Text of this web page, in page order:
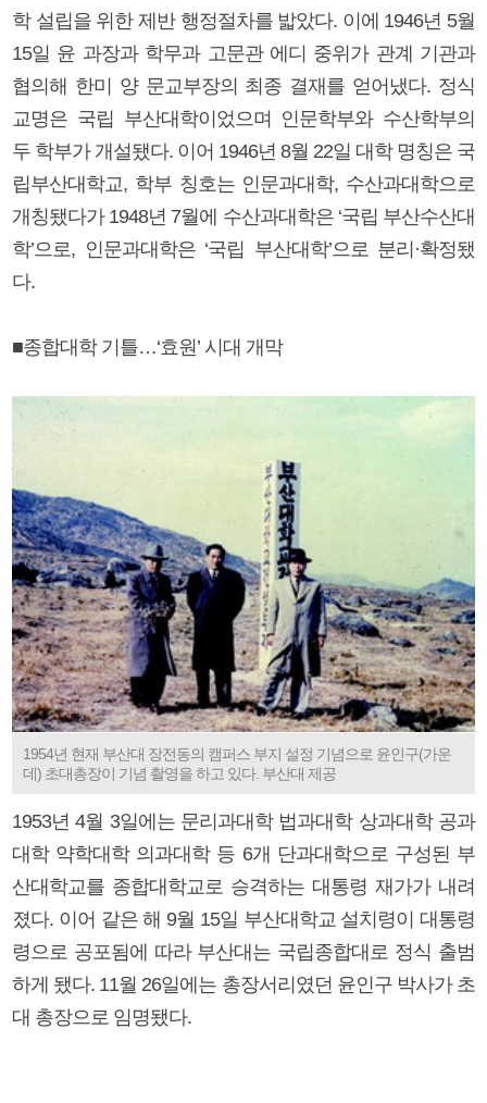
학 설립을 위한 제반 행정절차를 밟았다. 이에 1946년 5월
15일 윤 과장과 학무과 고문관 에디 중위가 관계 기관과
협의해 한미 양 문교부장의 최종 결재를 얻어냈다. 정식
교명은 국립 부산대학이었으며 인문학부와 수산학부의
두 학부가 개설됐다. 이어 1946년 8월 22일 대학 명칭은 국
립부산대학교, 학부 칭호는 인문과대학, 수산과대학으로
개칭됐다가 1948년 7월에 수산과대학은 ‘국립 부산수산대
학’으로, 인문과대학은 ‘국립 부산대학’으로 분리·확정됐
다.
■종합대학 기틀…‘효원’ 시대 개막
1954년 현재 부산대 장전동의 캠퍼스 부지 설정 기념으로 윤인구(가운
데) 초대총장이 기념 촬영을 하고 있다. 부산대 제공
1953년 4월 3일에는 문리과대학 법과대학 상과대학 공과
대학 약학대학 의과대학 등 6개 단과대학으로 구성된 부
산대학교를 종합대학교로 승격하는 대통령 재가가 내려
졌다. 이어 같은 해 9월 15일 부산대학교 설치령이 대통령
령으로 공포됨에 따라 부산대는 국립종합대로 정식 출범
하게 됐다. 11월 26일에는 총장서리였던 윤인구 박사가 초
대 총장으로 임명됐다.